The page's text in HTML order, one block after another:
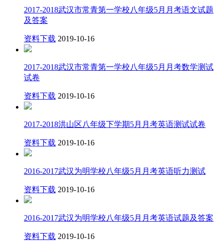
2017-2018武汉市常青第一学校八年级5月月考语文试题
及答案
资料下载 2019-10-16
2017-2018武汉市常青第一学校八年级5月月考数学测试
试卷
资料下载 2019-10-16
2017-2018洪山区八年级下学期5月月考英语测试试卷
资料下载 2019-10-16
2016-2017武汉为明学校八年级5月月考英语听力测试
资料下载 2019-10-16
2016-2017武汉为明学校八年级5月月考英语试题及答案
资料下载 2019-10-16